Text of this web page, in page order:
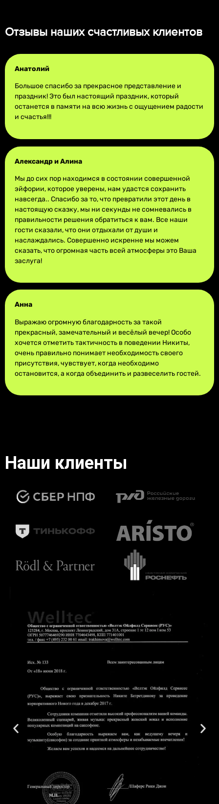
Отзывы наших счастливых клиентов
Анатолий
Большое спасибо за прекрасное представление и
праздник! Это был настоящий праздник, который
останется в памяти на всю жизнь с ощущением радости
и счастья!!!
Александр и Алина
Мы до сих пор находимся в состоянии совершенной
эйфории, которое уверены, нам удастся сохранить
навсегда.. Спасибо за то, что превратили этот день в
настоящую сказку, мы ни секунды не сомневались в
правильности решения обратиться к вам. Все наши
гости сказали, что они отдыхали от души и
наслаждались. Совершенно искренне мы можем
сказать, что огромная часть всей атмосферы это Ваша
заслуга!
Анна
Выражаю огромную благодарность за такой
прекрасный, замечательный и весёлый вечер! Особо
хочется отметить тактичность в поведении Никиты,
очень правильно понимает необходимость своего
присутствия, чувствует, когда необходимо
остановится, а когда объединить и развеселить гостей.
Наши клиенты